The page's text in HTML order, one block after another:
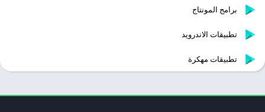
برامج المونتاج
تطبيقات الاندرويد
تطبيقات مهكرة